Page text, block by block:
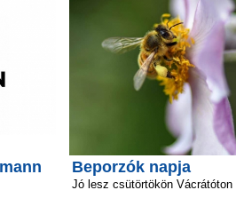
Beporzók napja
Jó lesz csütörtökön Vácrátóton